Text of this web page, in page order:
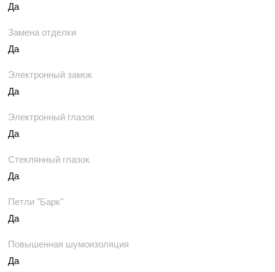
Да
Замена отделки
Да
Электронный замок
Да
Электронный глазок
Да
Стеклянный глазок
Да
Петли "Барк"
Да
Повышенная шумоизоляция
Да